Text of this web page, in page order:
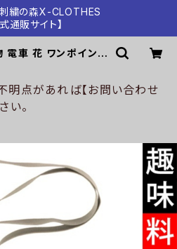
繍の森X-CLOTHES
販サイト】
電車 花 ワンポイント
ランド 柄 クリスマス
s | 刺繍の森X
公式通販サイト】
明点があれば【お問い合わせ
い。